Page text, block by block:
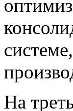
На